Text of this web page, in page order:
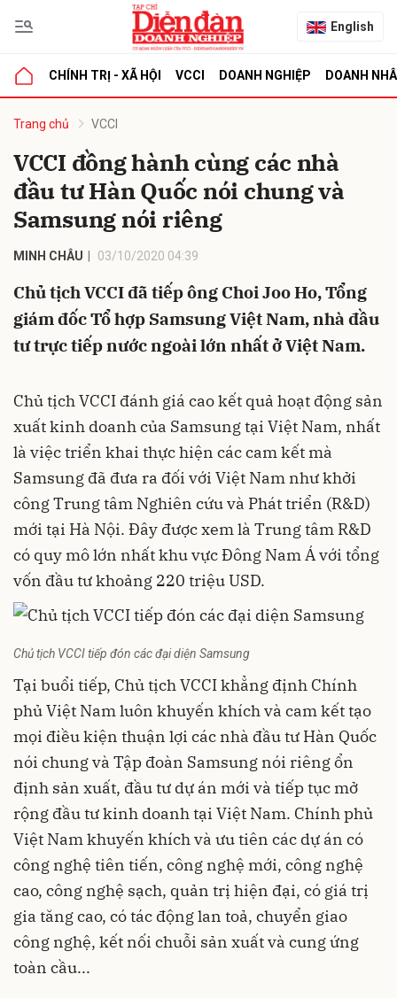
English
CHÍNH TRỊ - XÃ HỘI VCCI DOANH NGHIỆP DOANH
Trang chủ VCCI
VCCI đồng hành cùng các nhà
đầu tư Hàn Quốc nói chung và
Samsung nói riêng
MINH CHÂU 03/10/2020 04:39
Chủ tịch VCCI đã tiếp ông Choi Joo Ho, Tổng
giám đốc Tổ hợp Samsung Việt Nam, nhà đầu
tư trực tiếp nước ngoài lớn nhất ở Việt Nam.
Chủ tịch VCCI đánh giá cao kết quả hoạt động sản
xuất kinh doanh của Samsungtại Việt Nam, nhất
là việc triển khai thực hiện các cam kết mà
Samsung đã đưa ra đối với Việt Nam như khởi
công Trung tâm Nghiên cứu và Phát triển (R&D)
mới tại Hà Nội. Đây được xem là Trung tâm R&D
có quy mô lớn nhất khu vực Đông Nam Á với tổng
vốn đầu tư khoảng 220 triệu USD.
Chủ tịch VCCI tiếp đón các đại diện Samsung
Tại buổi tiếp, Chủ tịch VCCI khẳng định Chính
phủ Việt Nam luôn khuyến khích và cam kết tạo
mọi điều kiện thuận lợi các nhà đầu tư Hàn Quốc
nói chung và Tập đoàn Samsung nói riêng ổn
định sản xuất, đầu tư dự án mới và tiếp tục mở
rộng đầu tư kinh doanh tại Việt Nam. Chính phủ
Việt Nam khuyến khích và ưu tiên các dự án có
công nghệ tiên tiến, công nghệ mới, công nghệ
cao, công nghệ sạch, quản trị hiện đại, có giá trị
gia tăng cao, có tác động lan toả, chuyển giao
công nghệ, kết nối chuỗi sản xuất và cung ứng
toàn cầu...
luận
Hủy